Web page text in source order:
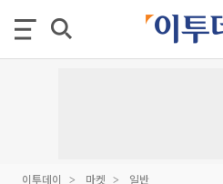
이투데이 마켓 일반